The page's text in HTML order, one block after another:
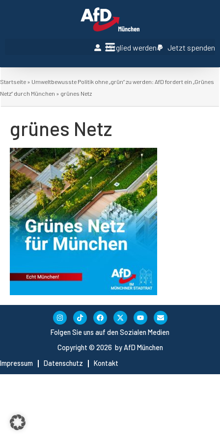
Mitglied werden Jetzt spenden
Startseite » Umweltbewusste Politik ohne „grün“ zu werden: AfD fordert ein „Grünes
Netz“ durch München » grünes Netz
grünes Netz
Copyright © 2026 by AfD München
Impressum
Datenschutz Kontakt
Folgen Sie uns auf den Sozialen Medien